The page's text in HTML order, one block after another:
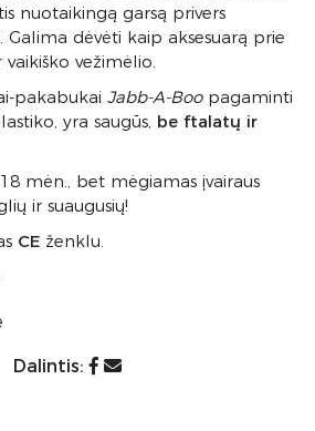
nuotaikingą garsą privers
Galima dėvėti kaip aksesuarą prie
vežimėlio.
pakabukai Jabb-A-Boo pagaminti
yra saugūs, be ftalatų ir
mėn., bet mėgiamas įvairaus
ir suaugusių!
CE ženklu.
Dalintis: